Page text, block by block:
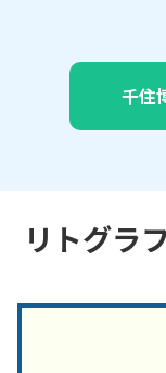
千住
リトグラ